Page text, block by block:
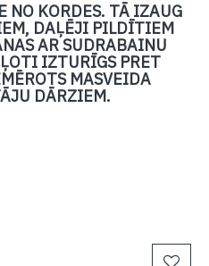
NO KORDES. TĀ IZAUG
DAĻĒJI PILDĪTIEM
AR SUDRABAINU
IZTURĪGS PRET
MASVEIDA
DĀRZIEM.